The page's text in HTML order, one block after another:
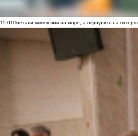
15:01Поехали кумовьями на море, а вернулись на